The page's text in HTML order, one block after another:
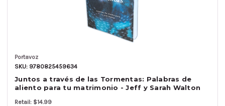
Portavoz
SKU: 9780825459634
Juntos a través de las Tormentas: Palabras de
aliento para tu matrimonio - Jeff y Sarah Walton
Retail: $14.99